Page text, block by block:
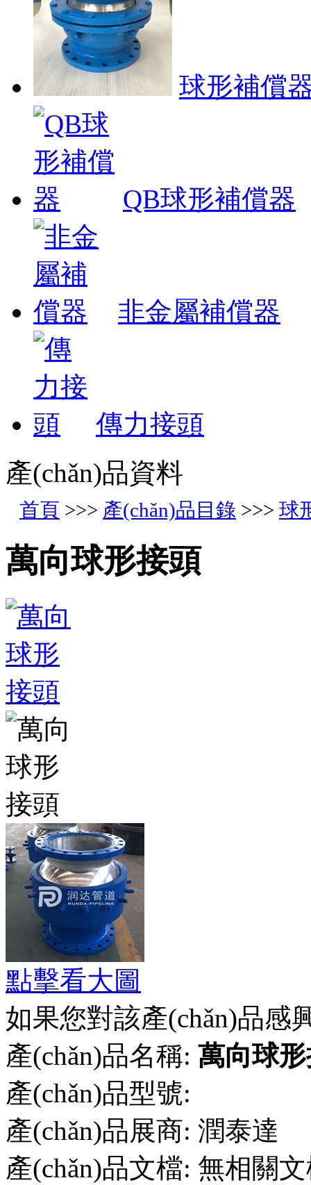
球形補償
QB球形補償器
非金屬補償器
傳力接頭
產(chǎn)品資料
首頁 >>> 產(chǎn)品目錄 >>> 球
萬向球形接頭
點擊看大圖
如果您對該產(chǎn)品感
產(chǎn)品名稱: 萬向球
產(chǎn)品型號:
產(chǎn)品展商: 潤泰達
產(chǎn)品文檔: 無相關